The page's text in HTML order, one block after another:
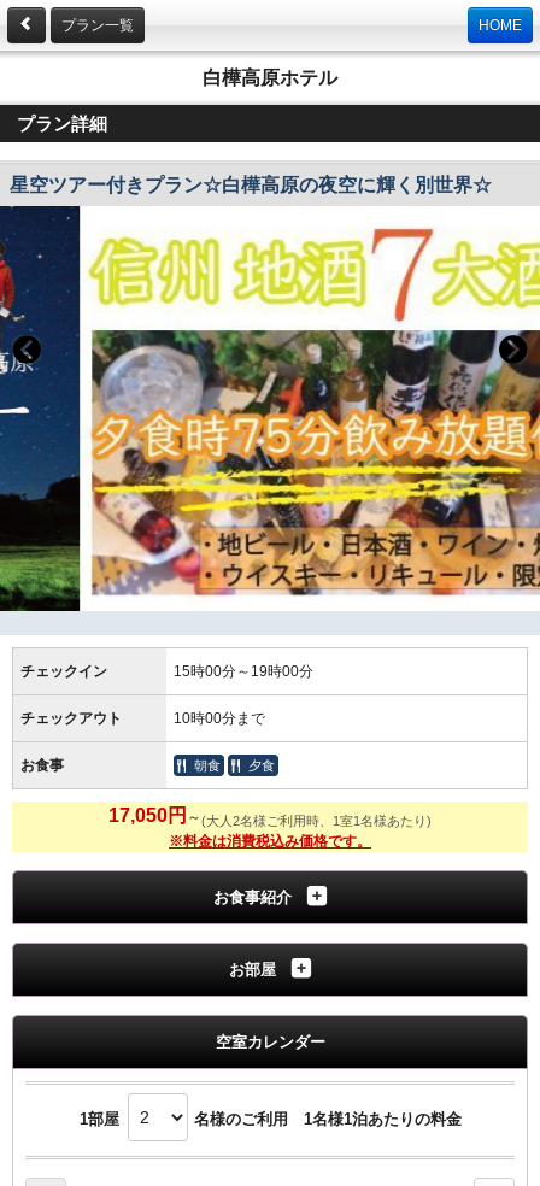
プラン一覧 HOME
白樺高原ホテル
プラン詳細
星空ツアー付きプラン☆白樺高原の夜空に輝く別世界☆
チェックイン 15時00分～19時00分
チェックアウト 10時00分まで
お食事 朝食 夕食
17,050円 ～(大人2名様ご利用時、1室1名様あたり)
※料金は消費税込み価格です。
お食事紹介
お部屋
空室カレンダー
1部屋 名様のご利用 1名様1泊あたりの料金